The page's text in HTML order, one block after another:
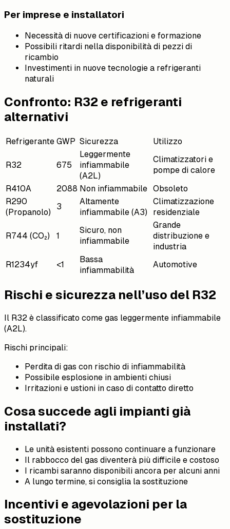
Per imprese e installatori
Necessità di nuove certificazioni e formazione
Possibili ritardi nella disponibilità di pezzi di
ricambio
Investimenti in nuove tecnologie a refrigeranti
naturali
Confronto: R32 e refrigeranti
alternativi
Refrigerante GWP Sicurezza Utilizzo
R32 675
Leggermente
infiammabile
(A2L)
Climatizzatori e
pompe di calore
R410A
2088 Non infiammabile Obsoleto
R290
(Propanolo)
3
Altamente
infiammabile (A3)
Climatizzazione
residenziale
R744 (CO₂) 1
Sicuro, non
infiammabile
Grande
distribuzione e
industria
R1234yf
<1
Bassa
infiammabilità
Automotive
Rischi e sicurezza nell’uso del R32
Il R32 è classificato come gas leggermente infiammabile
(A2L).
Rischi principali:
Perdita di gas con rischio di infiammabilità
Possibile esplosione in ambienti chiusi
Irritazioni e ustioni in caso di contatto diretto
Cosa succede agli impianti già
installati?
Le unità esistenti possono continuare a funzionare
Il rabbocco del gas diventerà più difficile e costoso
I ricambi saranno disponibili ancora per alcuni anni
A lungo termine, si consiglia la sostituzione
Incentivi e agevolazioni per la
sostituzione